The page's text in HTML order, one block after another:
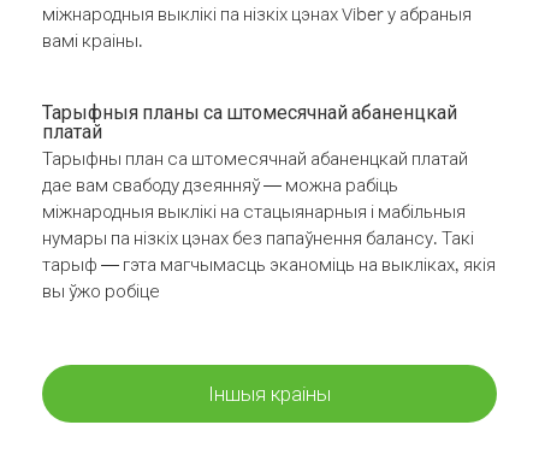
міжнародныя выклікі па нізкіх цэнах Viber у абраныя
вамі краіны.
Тарыфныя планы са штомесячнай абаненцкай
платай
Тарыфны план са штомесячнай абаненцкай платай
дае вам свабоду дзеянняў — можна рабіць
міжнародныя выклікі на стацыянарныя і мабільныя
нумары па нізкіх цэнах без папаўнення балансу. Такі
тарыф — гэта магчымасць эканоміць на выкліках, якія
вы ўжо робіце
Іншыя краіны